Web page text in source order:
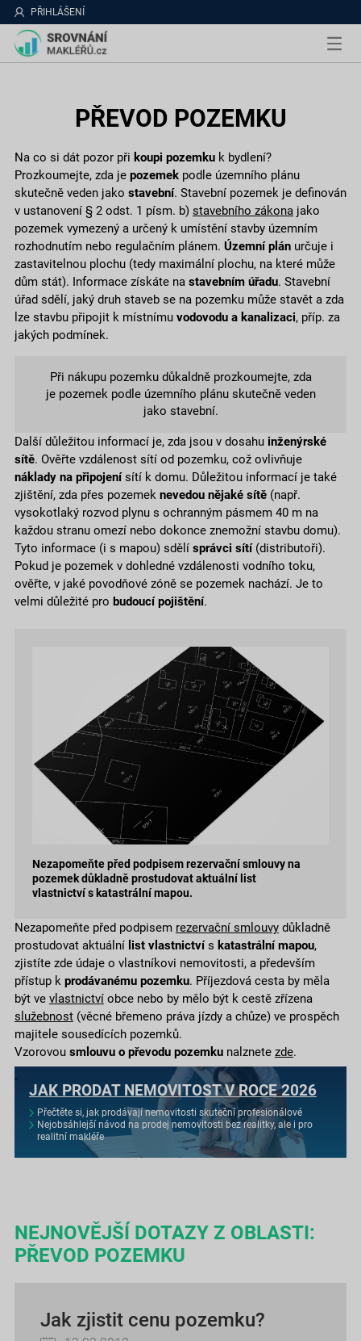
PŘIHLÁŠENÍ
PŘEVOD POZEMKU
Na co si dát pozor při koupi pozemku k bydlení?
Prozkoumejte, zda je pozemekpodle územního plánu
skutečně veden jako stavební. Stavební pozemek je definován
v ustanovení § 2 odst. 1 písm. b) stavebního zákona jako
pozemek vymezený a určený k umístění stavby územním
rozhodnutím nebo regulačním plánem. Územní plánurčuje i
zastavitelnou plochu (tedy maximální plochu, na které může
dům stát). Informace získáte na stavebním úřadu. Stavební
úřad sdělí, jaký druh staveb se na pozemku může stavět a zda
lze stavbu připojit k místnímu vodovodu a kanalizaci, příp. za
jakých podmínek.
Při nákupu pozemku důkaldně prozkoumejte, zda
je pozemek podle územního plánu skutečně veden
jako stavební.
Další důležitou informací je, zda jsou v dosahu inženýrské
sítě. Ověřte vzdálenost sítí od pozemku, což ovlivňuje
náklady na připojenísítí k domu. Důležitou informací je také
zjištění, zda přes pozemek nevedou nějaké sítě(např.
vysokotlaký rozvod plynu s ochranným pásmem 40 m na
každou stranu omezí nebo dokonce znemožní stavbu domu).
Tyto informace (i s mapou) sdělí správci sítí (distributoři).
Pokud je pozemek v dohledné vzdálenosti vodního toku,
ověřte, v jaké povodňové zóně se pozemek nachází. Je to
velmi důležité pro budoucí pojištění.
Nezapomeňte před podpisem rezervační smlouvy na
pozemek důkladně prostudovat aktuální list
vlastnictví s katastrální mapou.
Nezapomeňte před podpisem rezervační smlouvydůkladně
prostudovat aktuálnílist vlastnictvís katastrální mapou,
zjistíte zde údaje o vlastníkovi nemovitosti, a především
přístup k prodávanému pozemku. Příjezdová cesta by měla
být ve vlastnictvíobce nebo by mělo být k cestě zřízena
služebnost(věcné břemeno práva jízdy a chůze) ve prospěch
majitele sousedících pozemků.
Vzorovou smlouvu o převodu pozemkunalznete zde.
JAK PRODAT NEMOVITOST V ROCE 2026
Přečtěte si, jak prodávají nemovitosti skuteční profesionálové
Nejobsáhlejší návod na prodej nemovitosti bez realitky, ale i pro
realitní makléře
NEJNOVĚJŠÍ DOTAZY Z OBLASTI:
PŘEVOD POZEMKU
Jak zjistit cenu pozemku?